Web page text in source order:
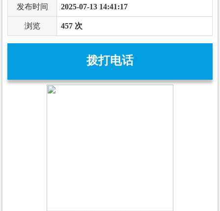
发布时间 2025-07-13 14:41:17
浏览 457 次
拨打电话